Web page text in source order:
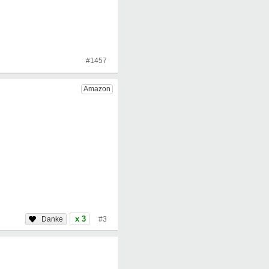
#1457
x 3 #3